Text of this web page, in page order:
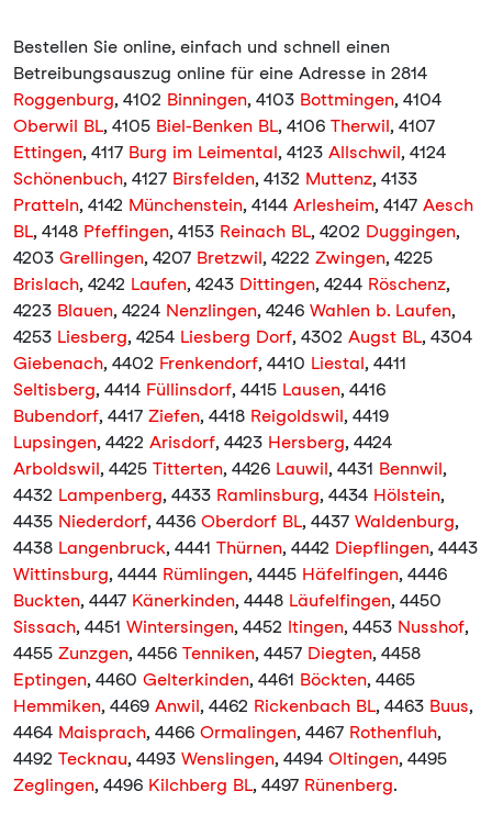
Bestellen Sie online, einfach und schnell einen
Betreibungsauszug online für eine Adresse in 2814
Roggenburg, 4102 Binningen, 4103 Bottmingen, 4104
Oberwil BL, 4105 Biel-Benken BL, 4106 Therwil, 4107
Ettingen, 4117 Burg im Leimental, 4123 Allschwil, 4124
Schönenbuch, 4127 Birsfelden, 4132 Muttenz, 4133
Pratteln, 4142 Münchenstein, 4144 Arlesheim, 4147 Aesch
BL, 4148 Pfeffingen, 4153 Reinach BL, 4202 Duggingen,
4203 Grellingen, 4207 Bretzwil, 4222 Zwingen, 4225
Brislach, 4242 Laufen, 4243 Dittingen, 4244 Röschenz,
4223 Blauen, 4224 Nenzlingen, 4246 Wahlen b. Laufen,
4253 Liesberg, 4254 Liesberg Dorf, 4302 Augst BL, 4304
Giebenach, 4402 Frenkendorf, 4410 Liestal, 4411
Seltisberg, 4414 Füllinsdorf, 4415 Lausen, 4416
Bubendorf, 4417 Ziefen, 4418 Reigoldswil, 4419
Lupsingen, 4422 Arisdorf, 4423 Hersberg, 4424
Arboldswil, 4425 Titterten, 4426 Lauwil, 4431 Bennwil,
4432 Lampenberg, 4433 Ramlinsburg, 4434 Hölstein,
4435 Niederdorf, 4436 Oberdorf BL, 4437 Waldenburg,
4438 Langenbruck, 4441 Thürnen, 4442 Diepflingen, 4443
Wittinsburg, 4444 Rümlingen, 4445 Häfelfingen, 4446
Buckten, 4447 Känerkinden, 4448 Läufelfingen, 4450
Sissach, 4451 Wintersingen, 4452 Itingen, 4453 Nusshof,
4455 Zunzgen, 4456 Tenniken, 4457 Diegten, 4458
Eptingen, 4460 Gelterkinden, 4461 Böckten, 4465
Hemmiken, 4469 Anwil, 4462 Rickenbach BL, 4463 Buus,
4464 Maisprach, 4466 Ormalingen, 4467 Rothenfluh,
4492 Tecknau, 4493 Wenslingen, 4494 Oltingen, 4495
Zeglingen, 4496 Kilchberg BL, 4497 Rünenberg.